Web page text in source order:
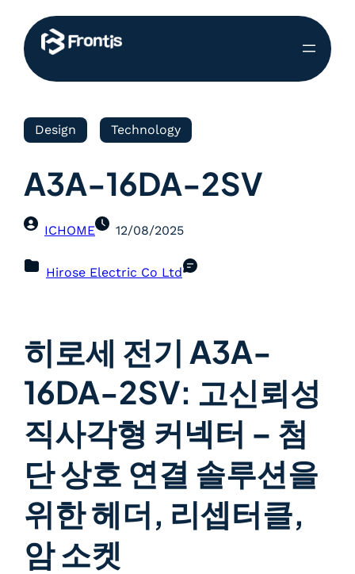
Design Technology
A3A-16DA-2SV
ICHOME 12/08/2025
Hirose Electric Co Ltd
히로세 전기 A3A-
16DA-2SV: 고신뢰성
직사각형 커넥터 – 첨
단 상호 연결 솔루션을
위한 헤더, 리셉터클,
암 소켓